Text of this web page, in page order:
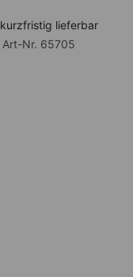
kurzfristig lieferbar
Art-Nr. 65705